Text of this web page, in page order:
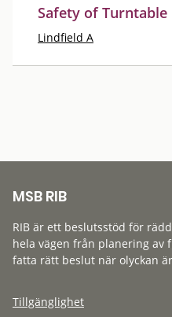
Safety of Turntable
Lindfield A
MSB RIB
RIB är ett beslutsstöd för
hela vägen från planering
fatta rätt beslut när olyckan
Tillgänglighet